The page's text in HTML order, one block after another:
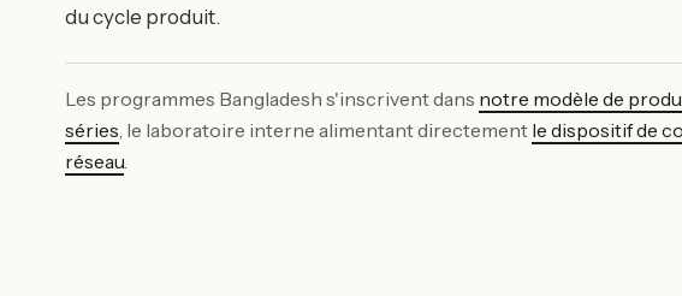
du cycle produit.
Les programmes Bangladesh s'inscrivent dans notre modèle de
séries , le laboratoire interne alimentant directement le dispositif de
réseau.